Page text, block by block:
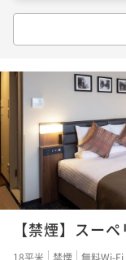
【早割28／朝食
【早割14／朝食
日前から返金不可
朝食付き
【早割14／素泊
事前決済可
【ベストレート
素泊まり 現地決済可
【禁煙】スー
18平米 禁煙 無料Wi-Fi